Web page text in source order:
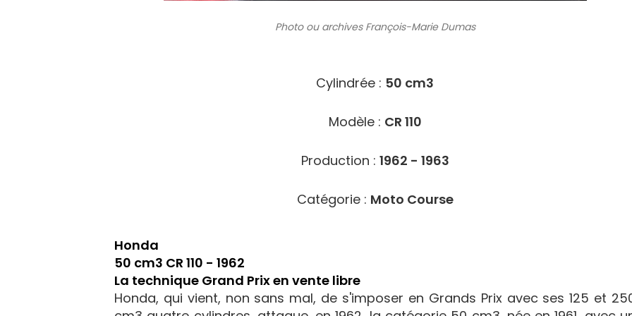
Photo ou archivesFrançois-Marie Dumas
Cylindrée : 50 cm3
Modèle : CR 110
Production : 1962 - 1963
Catégorie : Moto Course
Honda
50 cm3 CR 110 - 1962
La technique Grand Prix en vente libre
Honda, qui vient, non sans mal, de s'imposer en Grands Prix avec ses 125 et